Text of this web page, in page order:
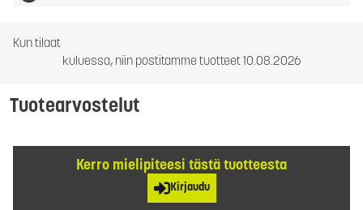
Kun tilaat
kuluessa, niin postitamme tuotteet 10.08.2026
Tuotearvostelut
Kerro mielipiteesi tästä tuotteesta
Kirjaudu